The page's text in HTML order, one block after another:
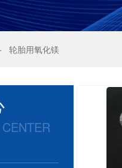
轮胎用氧化镁